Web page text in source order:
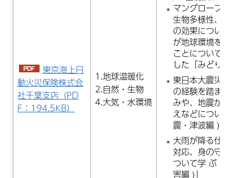
東京海上日
動火災保険株式会
社千葉支店（PD
F：194.5KB）
1.地球温暖化
2.自然・生物
4.大気・水環境
マングローブ
生物多様性、
の効果につい
が地球環境を
ことについて
した「みどり
東日本大震災
の経験を踏ま
みや、地震が
えなどについ
震・津波編 )」
大雨が降る仕
対応、身の守
ついて学 ぶ「
害編 )」